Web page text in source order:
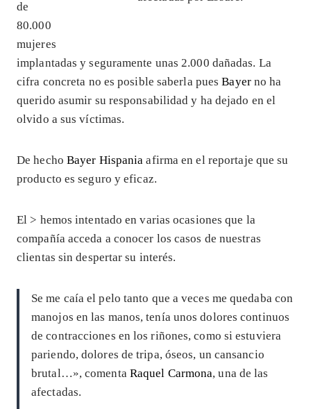
de
80.000
mujeres
implantadas y seguramente unas 2.000 dañadas. La
cifra concreta no es posible saberla puesBayerno ha
querido asumir su responsabilidad y ha dejado en el
olvido a sus víctimas.
De hecho Bayer Hispania afirma en el reportaje que su
producto es seguro y eficaz.
El > hemos intentado en varias ocasiones que la
compañía acceda a conocer los casos de nuestras
clientas sin despertar su interés.
Se me caía el pelo tanto que a veces me quedaba con
manojos en las manos, tenía unos dolores continuos
de contracciones en los riñones, como si estuviera
pariendo, dolores de tripa, óseos, un cansancio
brutal…», comenta Raquel Carmona, una de las
afectadas.